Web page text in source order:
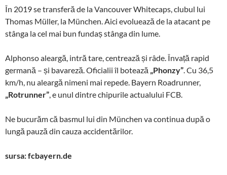
În 2019 se transferă de la Vancouver Whitecaps, clubul lui
Thomas Müller, la München. Aici evoluează de la atacant pe
stânga la cel mai bun fundaș stânga din lume.
Alphonso aleargă, intră tare, centrează și râde. Învață rapid
germană – și bavareză. Oficialii îl botează „Phonzy”. Cu 36,5
km/h, nu aleargă nimeni mai repede. Bayern Roadrunner,
„Rotrunner”, e unul dintre chipurile actualului FCB.
Ne bucurăm că basmul lui din München va continua după o
lungă pauză din cauza accidentărilor.
sursa: fcbayern.de